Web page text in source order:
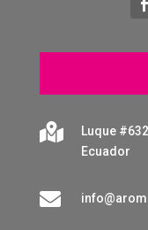

Luque
Ecuador
